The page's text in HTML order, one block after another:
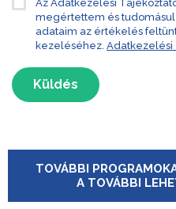
Az Adatkezelési
megértettem és
adataim az értékelés
kezeléséhez. Adatkezelési
Küldés
TOVÁBBI
A TOVÁBBI